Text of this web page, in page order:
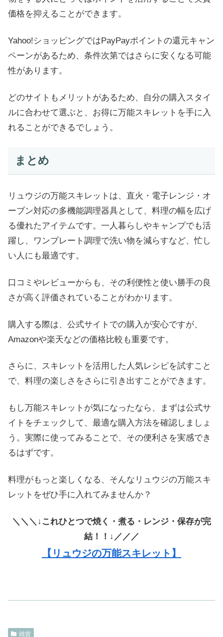
価格を抑えることができます。
Yahoo!ショッピングではPayPayポイントの還元キャン
ペーンがあるため、条件次第ではさらに安くなる可能
性があります。
どのサイトもメリットがあるため、自分の購入スタイ
ルに合わせて選ぶと、お得に万能スキレットを手に入
れることができるでしょう。
まとめ
リュウジの万能スキレットは、直火・電子レンジ・オ
ーブン対応の多機能調理器具として、料理の幅を広げ
る優れたアイテムです。一人暮らしやキャンプでも活
躍し、ワンプレート調理で洗い物を減らすなど、忙し
い人にも最適です。
口コミやレビューからも、その利便性と使い勝手の良
さが高く評価されていることがわかります。
購入する際は、公式サイトでの購入が安心ですが、
Amazonや楽天などの価格比較も重要です。
さらに、スキレットを活用した人気レシピを試すこと
で、料理の楽しさをさらに引き出すことができます。
もし万能スキレットが気になったなら、まずは公式サ
イトをチェックして、最適な購入方法を確認しましょ
う。実際に使ってみることで、その便利さを実感でき
るはずです。
料理がもっと楽しくなる、そんなリュウジの万能スキ
レットをぜひ手に入れてみませんか？
＼＼＼↓これひとつで焼く・煮る・レンジ・保存が完
結！！↓／／／
【リュウジの万能スキレット】
雑貨